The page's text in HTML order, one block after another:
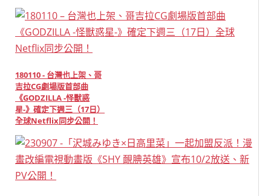
180110 - 台灣也上架、哥
吉拉CG劇場版首部曲
《GODZILLA -怪獸惑
星-》確定下週三（17日）
全球Netflix同步公開！